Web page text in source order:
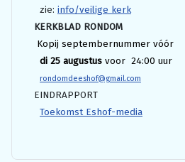
zie: info/veilige kerk
KERKBLAD RONDOM
Kopij septembernummer vóór
di 25 augustus voor 24:00 uur
rondomdeeshof@gmail.com
EINDRAPPORT
Toekomst Eshof-media